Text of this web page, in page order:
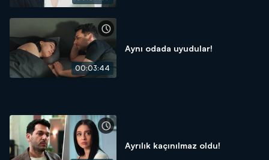
00:03:44
Aynı odada uyudular!
Ayrılık kaçınılmaz oldu!